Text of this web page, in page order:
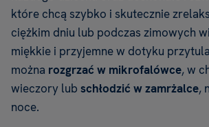
które chcą szybko i skutecznie
ciężkim dniu lub podczas zimowych
miękkie i przyjemne w dotyku
można rozgrzać w mikrofalówce, w
wieczory lub schłodzić w zamrżalce,
noce.